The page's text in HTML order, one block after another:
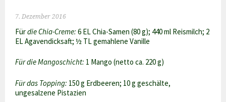
7. Dezember 2016
Fürdie Chia-Creme:6 EL Chia-Samen (80g); 440ml Reismilch; 2
EL Agavendicksaft; ½ TL gemahlene Vanille
Für die Mangoschicht: 1 Mango (netto ca. 220g)
Für das Topping: 150g Erdbeeren; 10g geschälte,
ungesalzene Pistazien